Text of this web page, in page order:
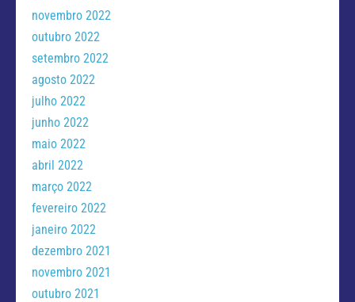
novembro 2022
outubro 2022
setembro 2022
agosto 2022
julho 2022
junho 2022
maio 2022
abril 2022
março 2022
fevereiro 2022
janeiro 2022
dezembro 2021
novembro 2021
outubro 2021